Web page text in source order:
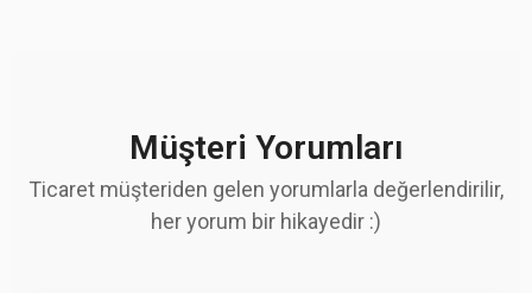
Müşteri Yorumları
Ticaret müşteriden gelen yorumlarla değerlendirilir,
her yorum bir hikayedir :)